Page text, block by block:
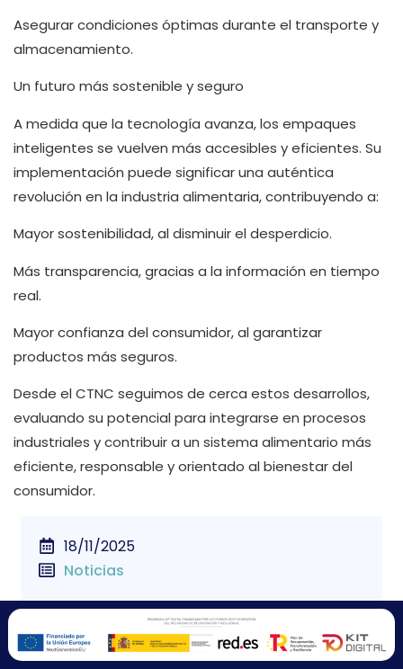
Asegurar condiciones óptimas durante el transporte y
almacenamiento.
Un futuro más sostenible y seguro
A medida que la tecnología avanza, los empaques
inteligentes se vuelven más accesibles y eficientes. Su
implementación puede significar una auténtica
revolución en la industria alimentaria, contribuyendo a:
Mayor sostenibilidad, al disminuir el desperdicio.
Más transparencia, gracias a la información en tiempo
real.
Mayor confianza del consumidor, al garantizar
productos más seguros.
Desde el CTNC seguimos de cerca estos desarrollos,
evaluando su potencial para integrarse en procesos
industriales y contribuir a un sistema alimentario más
eficiente, responsable y orientado al bienestar del
consumidor.
18/11/2025
Noticias